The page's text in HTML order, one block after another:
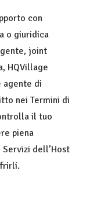
con
o giuridica
joint
HQVillage
agente di
nei Termini di
il tuo
piena
dell’Host